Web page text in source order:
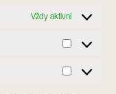
Vždy aktivní